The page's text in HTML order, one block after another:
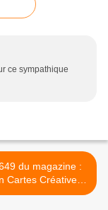
ce sympathique
du magazine :
Cartes Créatives
,ma proposition >